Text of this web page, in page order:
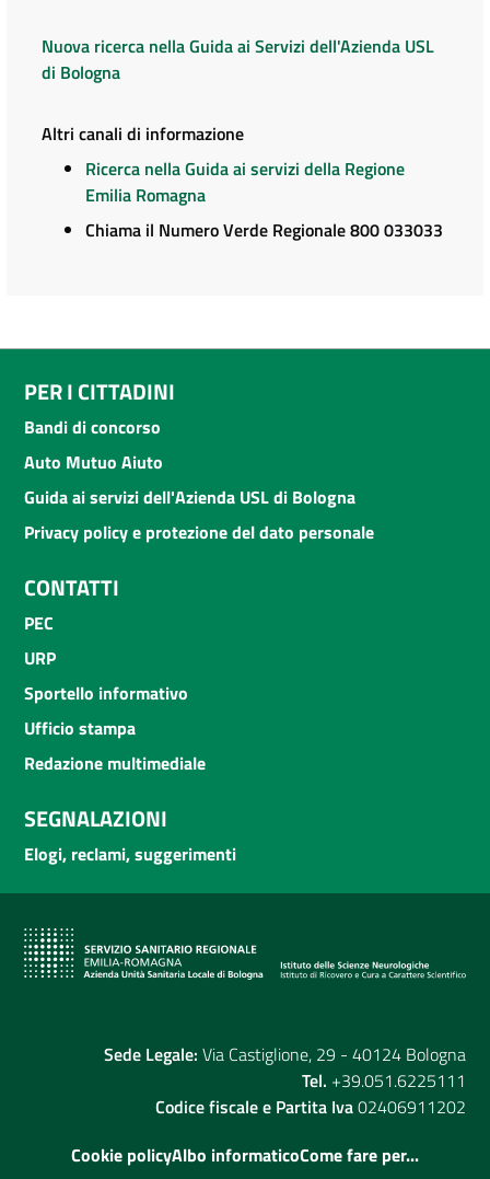
Nuova ricerca nella Guida ai Servizi dell'Azienda USL
di Bologna
Altri canali di informazione
Ricerca nella Guida ai servizi della Regione
Emilia Romagna
Chiama il Numero Verde Regionale 800 033033
PER I CITTADINI
Bandi di concorso
Auto Mutuo Aiuto
Guida ai servizi dell'Azienda USL di Bologna
Privacy policy e protezione del dato personale
CONTATTI
PEC
URP
Sportello informativo
Ufficio stampa
Redazione multimediale
SEGNALAZIONI
Elogi, reclami, suggerimenti
Sede Legale: Via Castiglione, 29 - 40124 Bologna
Tel. +39.051.6225111
Codice fiscale e Partita Iva02406911202
Cookie policyAlbo informaticoCome fare per...